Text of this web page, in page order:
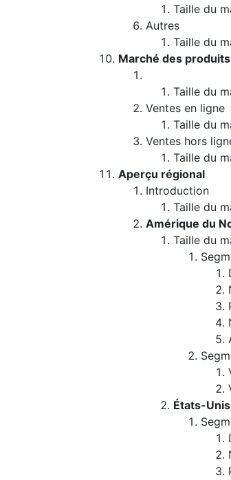
Taille du
Autres
Taille du
Marché des
Taille du
Ventes en ligne
Taille du
Ventes hors
Taille du
Aperçu régional
Introduction
Taille du
Amérique du
Taille du
États-Unis